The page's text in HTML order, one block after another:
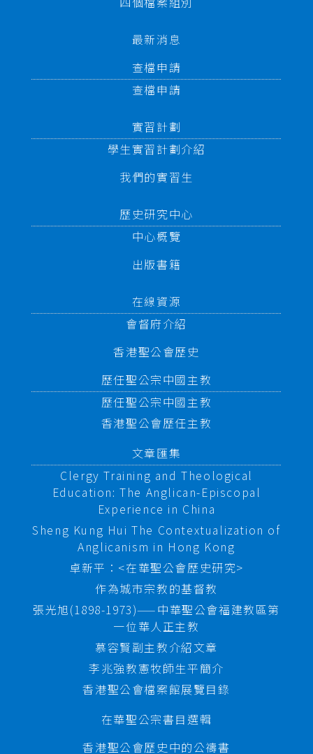
最新消息
查檔申請
查檔申請
實習計劃
學生實習計劃介紹
我們的實習生
歷史研究中心
中心概覽
出版書籍
在線資源
會督府介紹
香港聖公會歷史
歷任聖公宗中國主教
歷任聖公宗中國主教
香港聖公會歷任主教
文章匯集
Clergy Training and Theological
Education: The Anglican-Episcopal
Experience in China
Sheng Kung Hui The Contextualization of
Anglicanism in Hong Kong
卓新平：<在華聖公會歷史研究>
作為城市宗教的基督教
張光旭(1898-1973)——中華聖公會福建教區第
一位華人正主教
慕容賢副主教介紹文章
李兆強教憲牧師生平簡介
香港聖公會檔案館展覽目錄
在華聖公宗書目選輯
香港聖公會歷史中的公禱書